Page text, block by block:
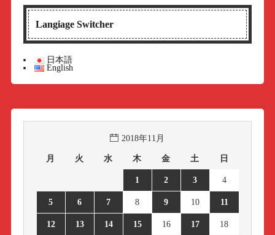
Langiage Switcher
日本語
English
2018年11月
月 火 水 木 金 土 日
1 2 3 4
5 6 7 8 9 10 11
12 13 14 15 16 17 18